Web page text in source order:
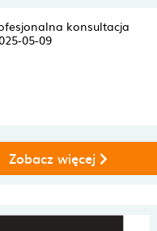
konsultacja
05-09
Zobacz więcej